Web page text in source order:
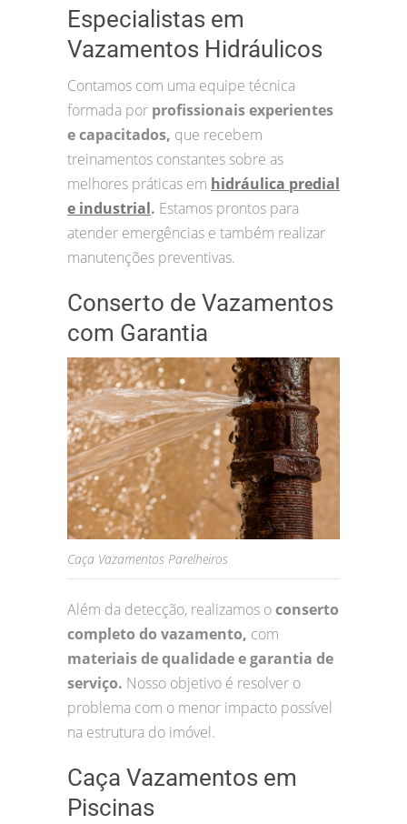
Especialistas em
Vazamentos Hidráulicos
Contamos com uma equipe técnica
formada por profissionais experientes
e capacitados, que recebem
treinamentos constantes sobre as
melhores práticas em hidráulica predial
e industrial. Estamos prontos para
atender emergências e também realizar
manutenções preventivas.
Conserto de Vazamentos
com Garantia
Caça Vazamentos Parelheiros
Além da detecção, realizamos oconserto
completo do vazamento, com
materiais de qualidade e garantia de
serviço. Nosso objetivo é resolver o
problema com o menor impacto possível
na estrutura do imóvel.
Caça Vazamentos em
Piscinas